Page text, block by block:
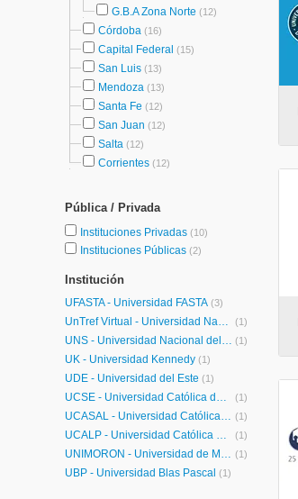
G.B.A Zona Norte (12)
Córdoba (16)
Capital Federal (15)
San Luis (13)
Mendoza (13)
Santa Fe (12)
San Juan (12)
Salta (12)
Corrientes (12)
Pública / Privada
Instituciones Privadas (10)
Instituciones Públicas (2)
Institución
UFASTA - Universidad FASTA (3)
UnTref Virtual - Universidad Nacional Tres de Febrero Virtual (1)
UNS - Universidad Nacional del Sur (1)
UK - Universidad Kennedy (1)
UDE - Universidad del Este (1)
UCSE - Universidad Católica de Santiago del Estero (1)
UCASAL - Universidad Católica de Salta (1)
UCALP - Universidad Católica de la Plata (1)
UNIMORÓN - Universidad de Morón (1)
UBP - Universidad Blas Pascal (1)